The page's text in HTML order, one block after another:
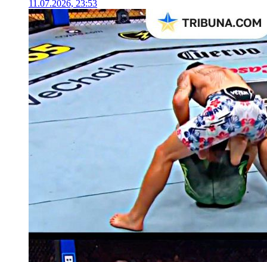
11.07.2026, 23:53